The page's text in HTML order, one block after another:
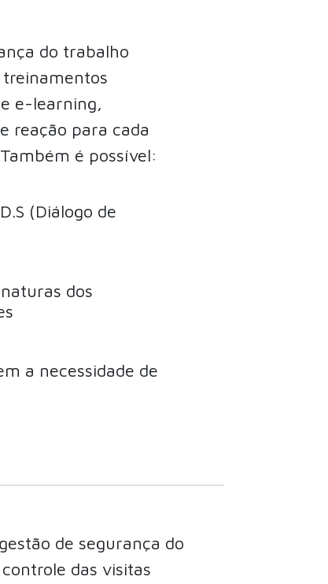
do trabalho
e-learning,
reação para cada
é possível:
(Diálogo de
dos
a necessidade de
de segurança do
das visitas